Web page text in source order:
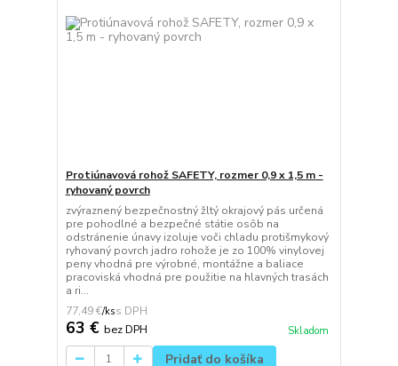
Protiúnavová rohož SAFETY, rozmer 0,9 x 1,5 m -
ryhovaný povrch
zvýraznený bezpečnostný žltý okrajový pás určená
pre pohodlné a bezpečné státie osôb na
odstránenie únavy izoluje voči chladu protišmykový
ryhovaný povrch jadro rohože je zo 100% vinylovej
peny vhodná pre výrobné, montážne a baliace
pracoviská vhodná pre použitie na hlavných trasách
a ri...
77,49 €/ks
63 € bez DPH Skladom
Pridať do košíka